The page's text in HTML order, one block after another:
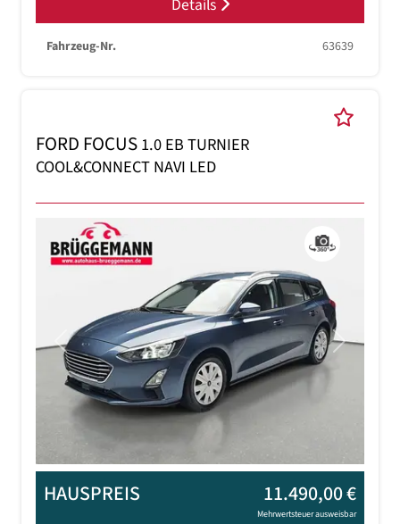
Details
Fahrzeug-Nr. 63639
FORD FOCUS1.0 EB TURNIER
COOL&CONNECT NAVI LED
Previous Next
HAUSPREIS 11.490,00 €
Mehrwertsteuer ausweisbar